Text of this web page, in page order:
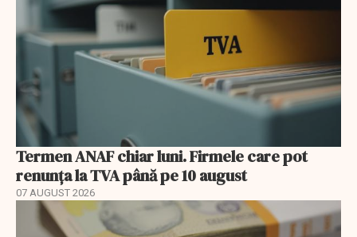
Termen ANAF chiar luni. Firmele care pot
renunța la TVA până pe 10 august
07 AUGUST 2026